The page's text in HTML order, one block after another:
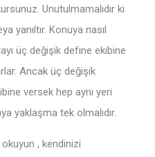
Unutulmamalıdır ki
yanıltır. Konuya nasıl
üç değişik define ekibine
Ancak üç değişik
versek hep aynı yeri
yaklaşma tek olmalıdır.
, kendinizi